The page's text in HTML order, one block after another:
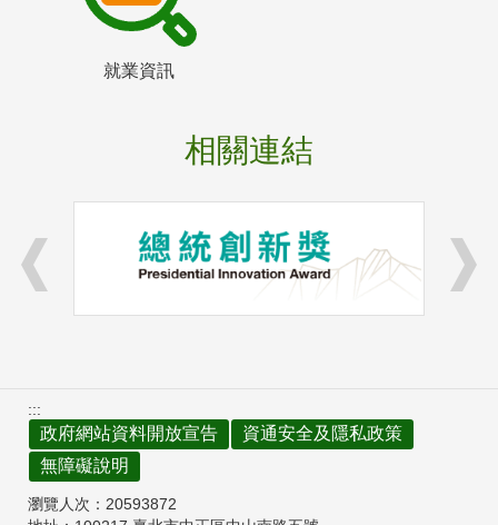
就業資訊
相關連結
:::
政府網站資料開放宣告
資通安全及隱私政策
無障礙說明
瀏覽人次： 20593872